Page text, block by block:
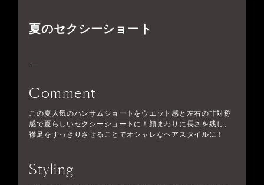
夏のセクシーショート
Comment
この夏人気のハンサムショートをウエット感と左右の非対称
感で夏らしいセクシーショートに！顔まわりに長さを残し、
襟足をすっきりさせることでオシャレなヘアスタイルに！
Styling